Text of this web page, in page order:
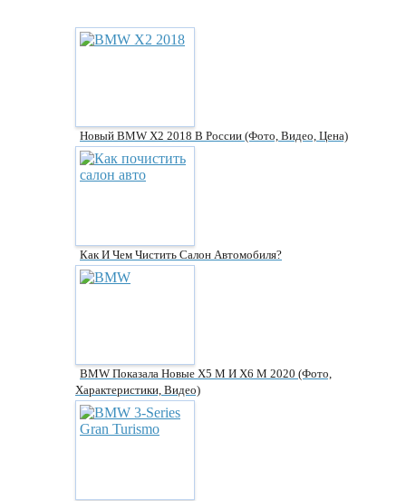
Новый BMW X2 2018 В России (фото, Видео, Цена)
Как И Чем Чистить Салон Автомобиля?
BMW Показала Новые X5 M И Х6 М 2020 (фото,
Характеристики, Видео)